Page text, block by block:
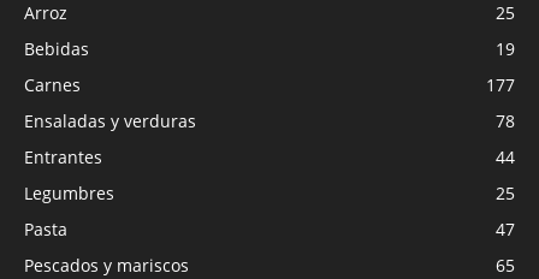
Arroz
25
Bebidas
19
Carnes
177
Ensaladas y verduras
78
Entrantes
44
Legumbres
25
Pasta
47
Pescados y mariscos
65